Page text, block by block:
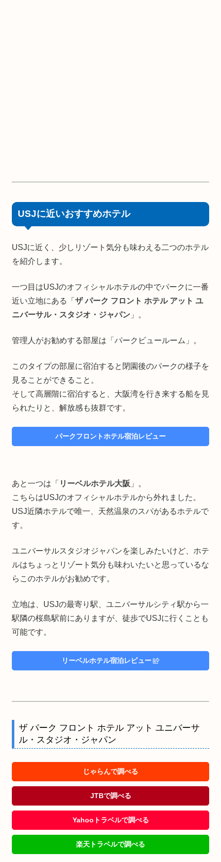
USJに近いおすすめホテル
USJに近く、少しリゾート気分も味わえる二つのホテル
を紹介します。
一つ目はUSJのオフィシャルホテルの中でパークに一番
近い立地にある「 ザ パーク フロント ホテル アット ユ
ニバーサル・スタジオ・ジャパン 」。
管理人がお勧めする部屋は「パークビュールーム」。
このタイプの部屋に宿泊すると閉園後のパークの様子を
見ることができること。
そして高層階に宿泊すると、大阪湾を行き来する船を見
られたりと、解放感も抜群です。
パークフロントホテル宿泊レビュー
あと一つは「 リーベルホテル大阪 」。
こちらはUSJのオフィシャルホテルから外れました。
USJ近隣ホテルで唯一、天然温泉のスパがあるホテルで
す。
ユニバーサルスタジオジャパンを楽しみたいけど、ホテ
ルはちょっとリゾート気分も味わいたいと思っているな
らこのホテルがお勧めです。
立地は、USJの最寄り駅、ユニバーサルシティ駅から一
駅隣の桜島駅前にありますが、徒歩でUSJに行くことも
可能です。
リーベルホテル宿泊レビュー
ザ パーク フロント ホテル アット ユニバーサ
ル・スタジオ・ジャパン
じゃらんで調べる
JTBで調べる
Yahooトラベルで調べる
楽天トラベルで調べる